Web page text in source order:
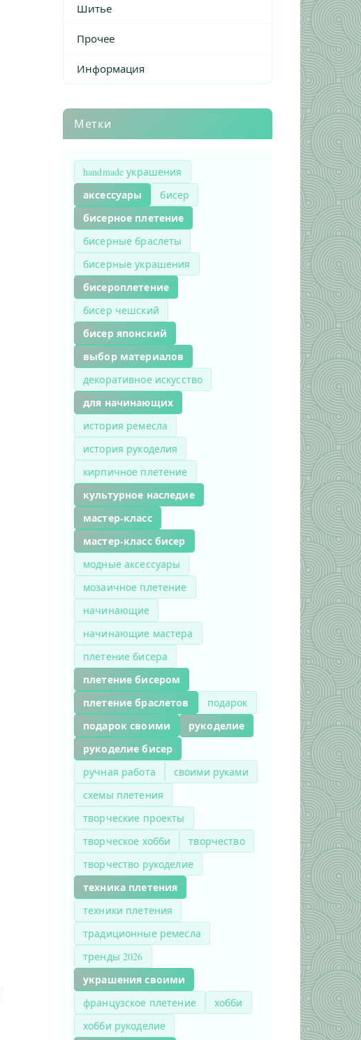
Шитье
Прочее
Информация
Метки
handmade украшения
аксессуары бисер
бисерное плетение
бисерные браслеты
бисерные украшения
бисероплетение
бисер чешский
бисер японский
выбор материалов
декоративное искусство
для начинающих
история ремесла
история рукоделия
кирпичное плетение
культурное наследие
мастер-класс
мастер-класс бисер
модные аксессуары
мозаичное плетение
начинающие
начинающие мастера
плетение бисера
плетение бисером
плетение браслетов
подарок
подарок своими
рукоделие
рукоделие бисер
ручная работа
своими руками
схемы плетения
творческие проекты
творческое хобби
творчество
творчество рукоделие
техника плетения
техники плетения
традиционные ремесла
тренды 2026
украшения своими
французское плетение
хобби
хобби рукоделие